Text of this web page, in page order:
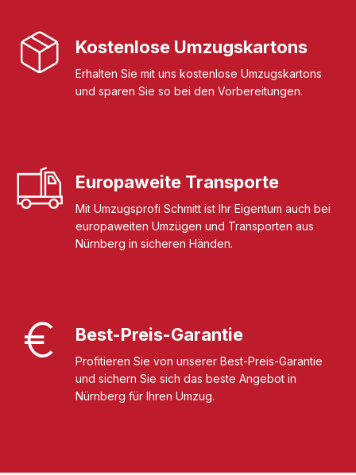
Kostenlose Umzugskartons
Erhalten Sie mit uns kostenlose Umzugskartons
und sparen Sie so bei den Vorbereitungen.
Europaweite Transporte
Mit Umzugsprofi Schmitt ist Ihr Eigentum auch bei
europaweiten Umzügen und Transporten aus
Nürnberg in sicheren Händen.
Best-Preis-Garantie
Profitieren Sie von unserer Best-Preis-Garantie
und sichern Sie sich das beste Angebot in
Nürnberg für Ihren Umzug.